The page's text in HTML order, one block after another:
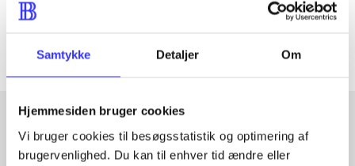
Samtykke Detaljer Om
Hjemmesiden bruger cookies
Vi bruger cookies til besøgsstatistik og optimering af
brugervenlighed. Du kan til enhver tid ændre eller
Artiklerne i
Artikler med samme emner